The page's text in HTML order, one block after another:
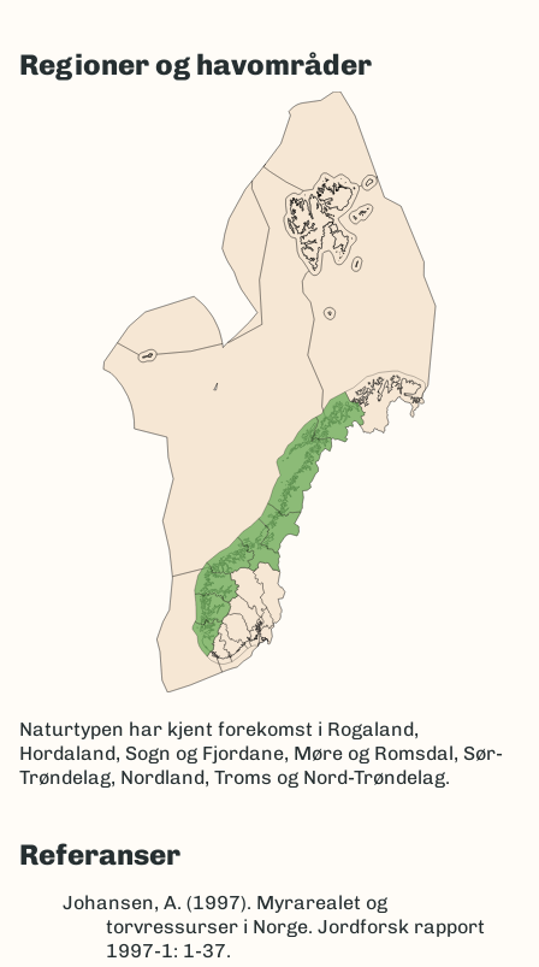
Regioner og havområder
Naturtypen har kjent forekomst i Rogaland,
Hordaland, Sogn og Fjordane, Møre og Romsdal, Sør-
Trøndelag, Nordland, Troms og Nord-Trøndelag.
Referanser
Johansen, A. (1997). Myrarealet og
torvressurser i Norge. Jordforsk rapport
1997-1: 1-37.